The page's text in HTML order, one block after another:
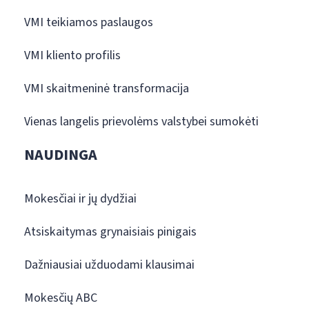
VMI teikiamos paslaugos
VMI kliento profilis
VMI skaitmeninė transformacija
Vienas langelis prievolėms valstybei sumokėti
NAUDINGA
Mokesčiai ir jų dydžiai
Atsiskaitymas grynaisiais pinigais
Dažniausiai užduodami klausimai
Mokesčių ABC